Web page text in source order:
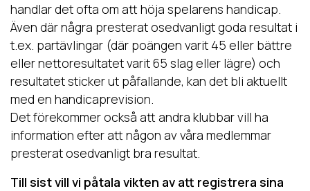
handlar det ofta om att höja spelarens handicap.
Även där några presterat osedvanligt goda resultat i
t.ex. partävlingar (där poängen varit 45 eller bättre
eller nettoresultatet varit 65 slag eller lägre) och
resultatet sticker ut påfallande, kan det bli aktuellt
med en handicaprevision.
Det förekommer också att andra klubbar vill ha
information efter att någon av våra medlemmar
presterat osedvanligt bra resultat.
Till sist vill vi påtala vikten av att registrera sina